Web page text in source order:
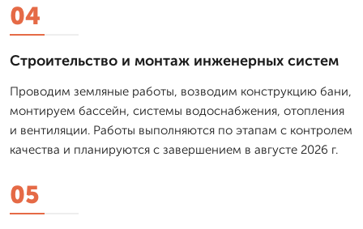
04
Строительство и монтаж инженерных систем
Проводим земляные работы, возводим конструкцию бани,
монтируем бассейн, системы водоснабжения, отопления
и вентиляции. Работы выполняются по этапам с контролем
качества и планируются с завершением в августе 2026 г.
05